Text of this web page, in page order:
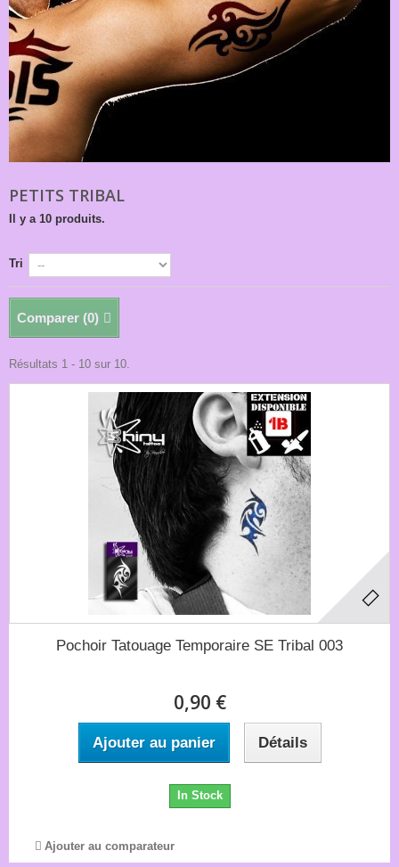
PETITS TRIBAL
Il y a 10 produits.
Tri
Comparer (0)
Résultats 1 - 10 sur 10.
Pochoir Tatouage Temporaire SE Tribal 003
0,90 €
Ajouter au panier Détails
In Stock
Ajouter au comparateur